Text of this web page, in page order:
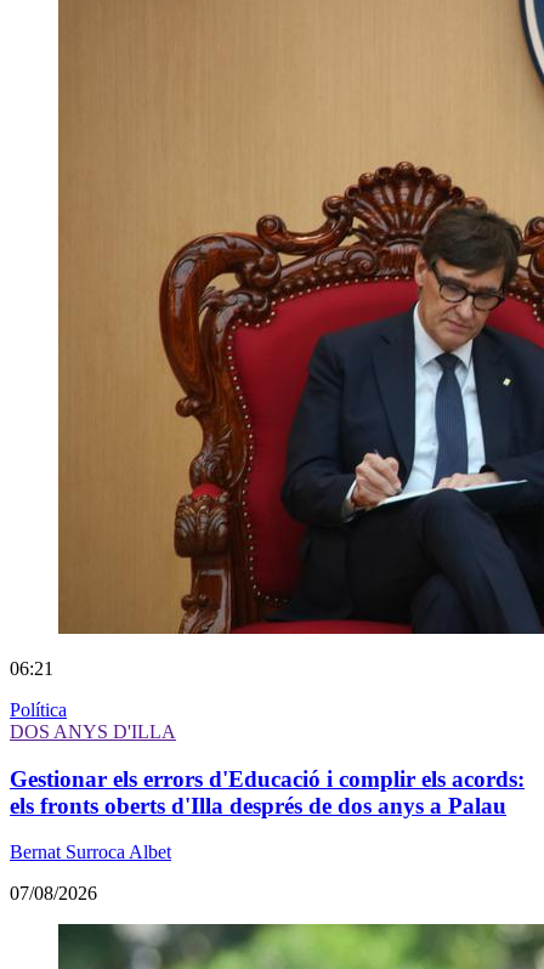
06:21
Política
DOS ANYS D'ILLA
Gestionar els errors d'Educació i complir els acords:
els fronts oberts d'Illa després de dos anys a Palau
Bernat Surroca Albet
07/08/2026